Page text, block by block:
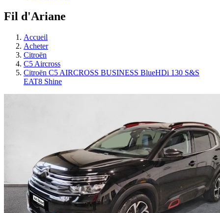
Fil d'Ariane
Accueil
Acheter
Citroën
C5 Aircross
Citroën C5 AIRCROSS BUSINESS BlueHDi 130 S&S
EAT8 Shine